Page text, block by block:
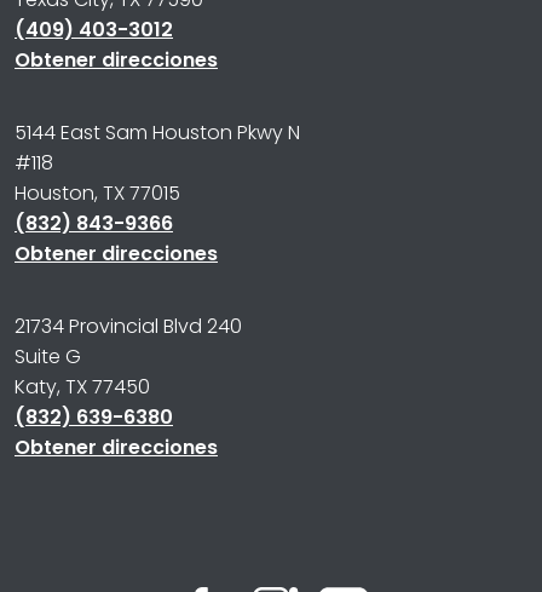
(409) 403-3012
Obtener direcciones
5144 East Sam Houston Pkwy N
#118
Houston, TX 77015
(832) 843-9366
Obtener direcciones
21734 Provincial Blvd 240
Suite G
Katy, TX 77450
(832) 639-6380
Obtener direcciones